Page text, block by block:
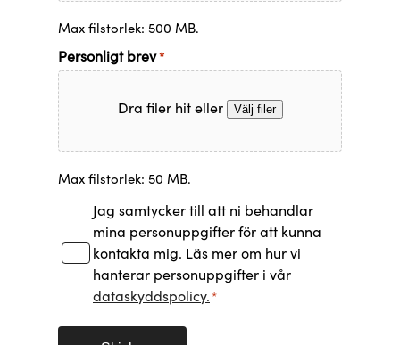
Max filstorlek: 500 MB.
Personligt brev*
Dra filer hit eller Välj filer
Max filstorlek: 50 MB.
SamtyckeJag samtycker till att ni behandlar
mina personuppgifter för att kunna
kontakta mig. Läs mer om hur vi
hanterar personuppgifter i vår
dataskyddspolicy.*